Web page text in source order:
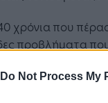
Do Not Process My
χρόνια που
προβλήματα
να